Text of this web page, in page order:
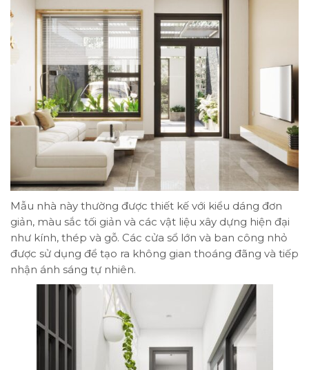
Mẫu nhà này thường được thiết kế với kiểu dáng đơn
giản, màu sắc tối giản và các vật liệu xây dựng hiện đại
như kính, thép và gỗ. Các cửa sổ lớn và ban công nhỏ
được sử dụng để tạo ra không gian thoáng đãng và tiếp
nhận ánh sáng tự nhiên.